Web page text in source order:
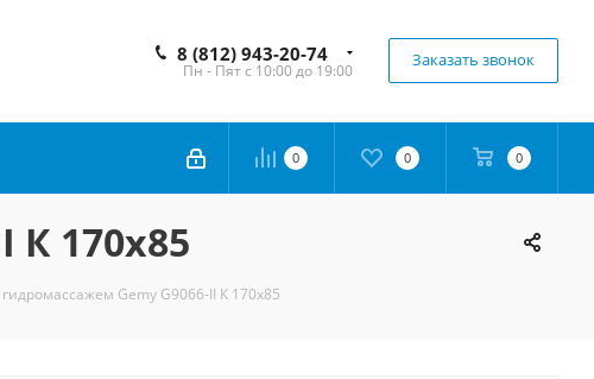
8 (812) 943-20-74
Пн - Пят с 10:00 до 19:00
Заказать звонок
0 0 0
К 170х85
Gemy G9066-II К 170х85